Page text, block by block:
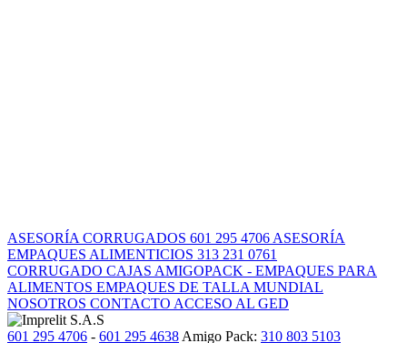
ASESORÍA CORRUGADOS 601 295 4706 ASESORÍA
EMPAQUES ALIMENTICIOS 313 231 0761
CORRUGADO CAJAS AMIGOPACK - EMPAQUES PARA
ALIMENTOS EMPAQUES DE TALLA MUNDIAL
NOSOTROS CONTACTO ACCESO AL GED
601 295 4706 - 601 295 4638 Amigo Pack: 310 803 5103